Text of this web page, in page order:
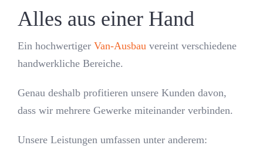
Alles aus einer Hand
Ein hochwertiger Van-Ausbau vereint verschiedene
handwerkliche Bereiche.
Genau deshalb profitieren unsere Kunden davon,
dass wir mehrere Gewerke miteinander verbinden.
Unsere Leistungen umfassen unter anderem: